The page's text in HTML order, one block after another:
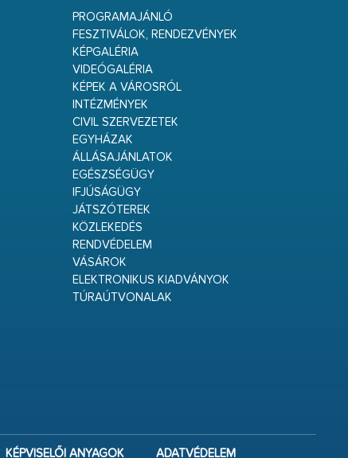
PROGRAMAJÁNLÓ
FESZTIVÁLOK, RENDEZVÉNYEK
KÉPGALÉRIA
VIDEÓGALÉRIA
KÉPEK A VÁROSRÓL
INTÉZMÉNYEK
CIVIL SZERVEZETEK
EGYHÁZAK
ÁLLÁSAJÁNLATOK
EGÉSZSÉGÜGY
IFJÚSÁGÜGY
JÁTSZÓTEREK
KÖZLEKEDÉS
RENDVÉDELEM
VÁSÁROK
ELEKTRONIKUS KIADVÁNYOK
TÚRAÚTVONALAK
KÉPVISELŐI ANYAGOK ADATVÉDELEM